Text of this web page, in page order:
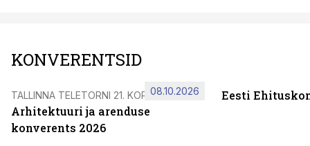
KONVERENTSID
TALLINNA TELETORNI 21. KORRUSEL
Arhitektuuri ja arenduse
konverents 2026
08.10.2026 Eesti